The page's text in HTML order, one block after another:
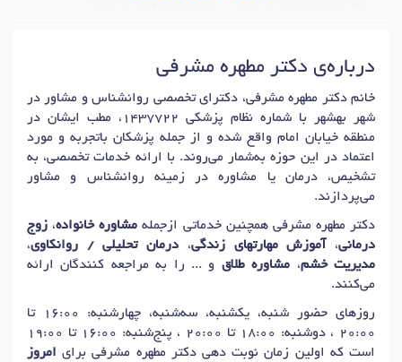
درباره‌ی دکتر مطهره مشرفی
خانم دکتر مطهره مشرفی، دکترای تخصصی روانشناس و مشاور در
شهر بهشهر با شماره نظام پزشکی 1437722، مطب ایشان در
منطقه خیابان امام واقع شده و از جمله پزشکان باتجربه و مورد
اعتماد در این حوزه به‌شمار می‌روند. با ارائه خدمات تخصصی، به
تشخیص، درمان یا مشاوره در زمینه روانشناس و مشاور
می‌پردازند.
دکتر مطهره مشرفی همچنین خدماتی ازجمله مشاوره خانواده، زوج
درمانی، آموزش مهارتهای زندگی، درمان تحلیلی / روانکاوی،
مدیریت خشم، مشاوره طلاق و ... را به مراجعه کنندگان ارائه
می‌کنند.
روزهای حضور شنبه، یکشنبه، سه‌شنبه، چهارشنبه: 16:00 تا
20:00 ، دوشنبه: 18:00 تا 20:00 ، پنج‌شنبه: 16:00 تا 19:00
است که اولین زمان نوبت دهی دکتر مطهره مشرفی برای امروز